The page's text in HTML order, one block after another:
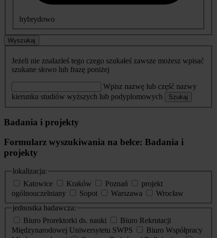
hybrydowo
Wyszukaj
Jeżeli nie znalazłeś tego czego szukałeś zawsze możesz wpisać
szukane słowo lub frazę poniżej
Wpisz nazwę lub część nazwy
kierunku studiów wyższych lub podyplomowych
Szukaj
Badania i projekty
Formularz wyszukiwania na belce: Badania i
projekty
lokalizacja:
Katowice
Kraków Poznań
projekt
ogólnouczelniany
Sopot Warszawa
Wrocław
jednostka badawcza:
Biuro Prorektorki ds. nauki
Biuro Rekrutacji
Międzynarodowej Uniwersytetu SWPS
Biuro Współpracy